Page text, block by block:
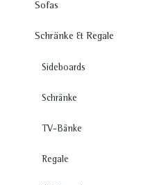
Sofas
Schränke & Regale
Sideboards
Schränke
TV-Bänke
Regale